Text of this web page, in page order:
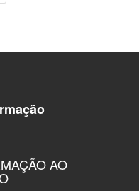
AO